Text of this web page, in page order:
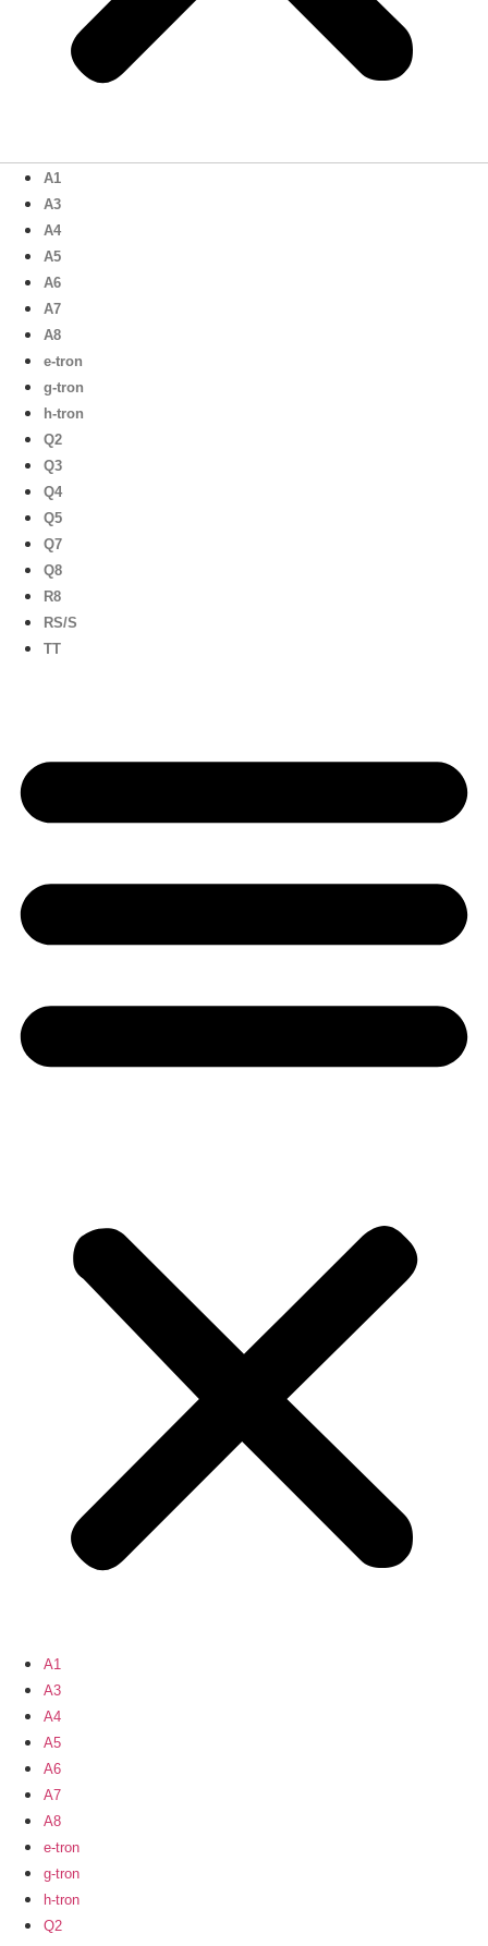
A1
A3
A4
A5
A6
A7
A8
e-tron
g-tron
h-tron
Q2
Q3
Q4
Q5
Q7
Q8
R8
RS/S
TT
A1
A3
A4
A5
A6
A7
A8
e-tron
g-tron
h-tron
Q2